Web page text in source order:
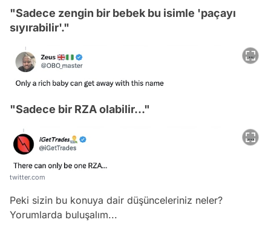
"Sadece zengin bir bebek bu isimle 'paçayı
sıyırabilir'."
"Sadece bir RZA olabilir…"
twitter.com
Peki sizin bu konuya dair düşünceleriniz neler?
Yorumlarda buluşalım...